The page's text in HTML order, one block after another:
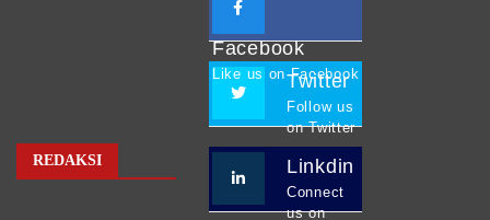
REDAKSI
Facebook
Like us on Facebook
Twitter
Follow us
on Twitter
Linkdin
Connect
us on